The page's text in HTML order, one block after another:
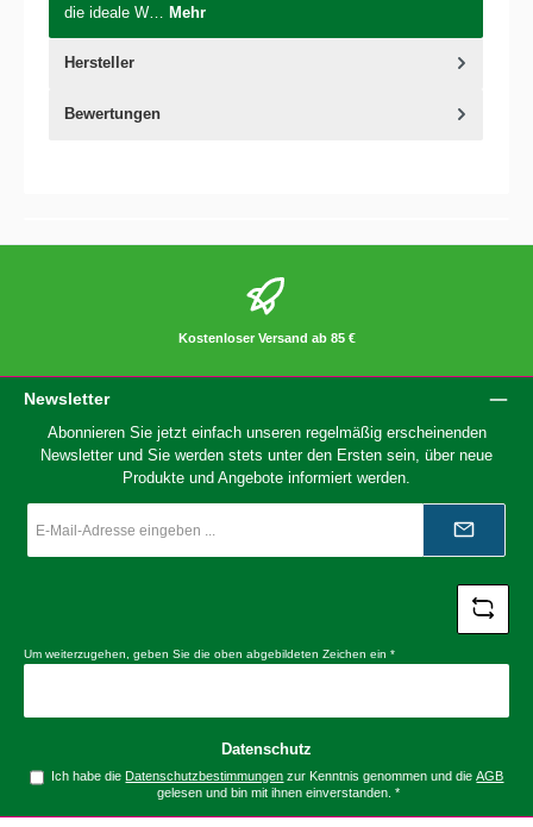
die ideale W… Mehr
Hersteller
Bewertungen
Kostenloser Versand ab 85 €
Newsletter
Abonnieren Sie jetzt einfach unseren regelmäßig erscheinenden
Newsletter und Sie werden stets unter den Ersten sein, über neue
Produkte und Angebote informiert werden.
Mail-
*
Um weiterzugehen, geben Sie die oben abgebildeten Zeichen ein *
Datenschutz
Ich habe dieDatenschutzbestimmungen zur Kenntnis genommen und dieAGB
gelesen und bin mit ihnen einverstanden. *